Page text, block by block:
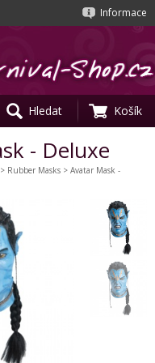
Informace
Hledat Košík
- Deluxe
> Rubber Masks > Avatar Mask -